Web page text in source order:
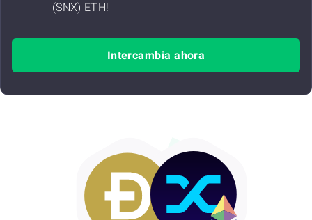
(SNX) ETH!
Intercambia ahora